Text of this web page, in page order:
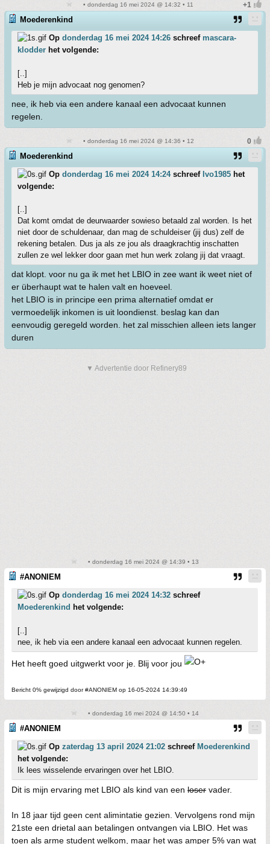
• donderdag 16 mei 2024 @ 14:32 • 11
Moederenkind
Op donderdag 16 mei 2024 14:26 schreef mascara-
klodder het volgende:
[..]
Heb je mijn advocaat nog genomen?
nee, ik heb via een andere kanaal een advocaat kunnen
regelen.
• donderdag 16 mei 2024 @ 14:36 • 12
Moederenkind
Op donderdag 16 mei 2024 14:24schreef Ivo1985 het
volgende:
[..]
Dat komt omdat de deurwaarder sowieso betaald zal worden. Is het
niet door de schuldenaar, dan mag de schuldeiser (jij dus) zelf de
rekening betalen. Dus ja als ze jou als draagkrachtig inschatten
zullen ze wel lekker door gaan met hun werk zolang jij dat vraagt.
dat klopt. voor nu ga ik met het LBIO in zee want ik weet niet of
er überhaupt wat te halen valt en hoeveel.
het LBIO is in principe een prima alternatief omdat er
vermoedelijk inkomen is uit loondienst. beslag kan dan
eenvoudig geregeld worden. het zal misschien alleen iets langer
duren
▼ Advertentie door Refinery89
• donderdag 16 mei 2024 @ 14:39 • 13
#ANONIEM
Op donderdag 16 mei 2024 14:32 schreef
Moederenkind het volgende:
[..]
nee, ik heb via een andere kanaal een advocaat kunnen regelen.
Het heeft goed uitgwerkt voor je. Blij voor jou
Bericht 0% gewijzigd door #ANONIEM op 16-05-2024 14:39:49
• donderdag 16 mei 2024 @ 14:50 • 14
#ANONIEM
Op zaterdag 13 april 2024 21:02 schreef Moederenkind
het volgende:
Ik lees wisselende ervaringen over het LBIO.
Dit is mijn ervaring met LBIO als kind van een loser vader.
In 18 jaar tijd geen cent alimintatie gezien. Vervolgens rond mijn
21ste een drietal aan betalingen ontvangen via LBIO. Het was
toen als arme student welkom, maar het was amper 5% van wat